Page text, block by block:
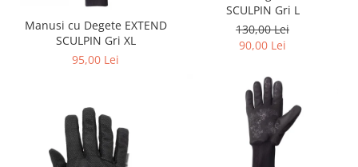
SCULPIN Gri L
130,00 Lei
90,00 Lei
Manusi cu Degete EXTEND
SCULPIN Gri XL
95,00 Lei